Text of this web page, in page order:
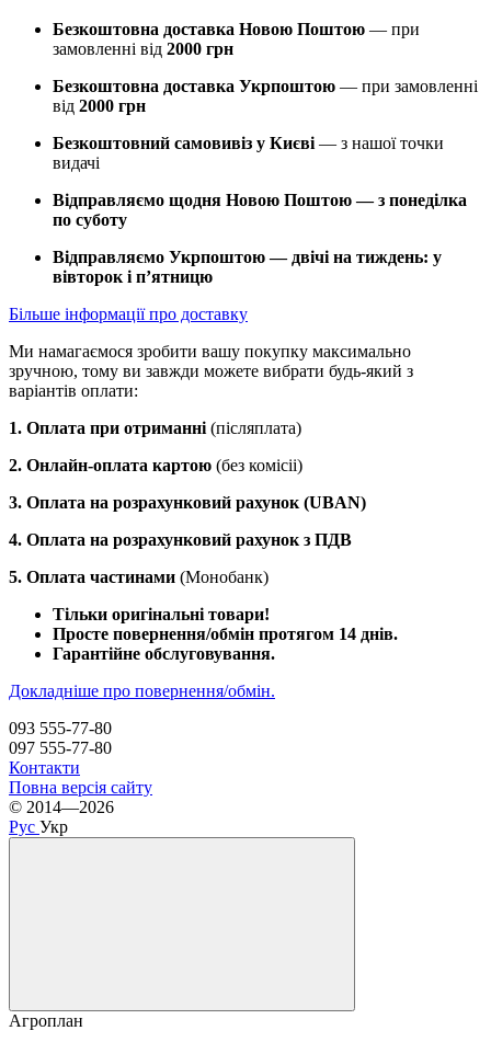
Безкоштовна доставка Новою Поштою — при
замовленні від 2000 грн
Безкоштовна доставка Укрпоштою — при замовленні
від 2000 грн
Безкоштовний самовивіз у Києві — з нашої точки
видачі
Відправляємо щодня Новою Поштою — з понеділка
по суботу
Відправляємо Укрпоштою — двічі на тиждень: у
вівторок і п’ятницю
Більше інформації про доставку
Ми намагаємося зробити вашу покупку максимально
зручною, тому ви завжди можете вибрати будь-який з
варіантів оплати:
1. Оплата при отриманні (післяплата)
2. Онлайн-оплата картою (без комісіі)
3. Оплата на розрахунковий рахунок (UBAN)
4. Оплата на розрахунковий рахунок з ПДВ
5. Оплата частинами (Монобанк)
Тільки оригінальні товари!
Просте повернення/обмін протягом 14 днів.
Гарантійне обслуговування.
Докладніше про повернення/обмін.
093 555-77-80
097 555-77-80
Контакти
Повна версія сайту
© 2014—2026
Рус Укр
Агроплан